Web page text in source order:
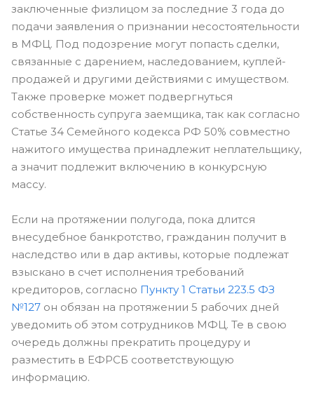
заключенные физлицом за последние 3 года до
подачи заявления о признании несостоятельности
в МФЦ. Под подозрение могут попасть сделки,
связанные с дарением, наследованием, куплей-
продажей и другими действиями с имуществом.
Также проверке может подвергнуться
собственность супруга заемщика, так как согласно
Статье 34 Семейного кодекса РФ 50% совместно
нажитого имущества принадлежит неплательщику,
а значит подлежит включению в конкурсную
массу.
Если на протяжении полугода, пока длится
внесудебное банкротство, гражданин получит в
наследство или в дар активы, которые подлежат
взыскано в счет исполнения требований
кредиторов, согласно Пункту 1 Статьи 223.5 ФЗ
№127 он обязан на протяжении 5 рабочих дней
уведомить об этом сотрудников МФЦ. Те в свою
очередь должны прекратить процедуру и
разместить в ЕФРСБ соответствующую
информацию.